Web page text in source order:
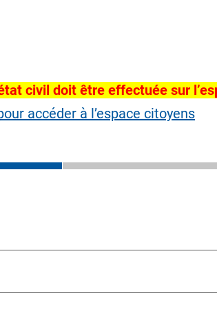
civil doit être effectuée sur
accéder à l’espace citoyens